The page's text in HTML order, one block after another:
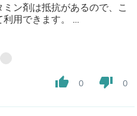
ン剤は抵抗があるので、こ
用できます。
橋本病になり、毎日苦しか
飲んでいますが黒にんにく
いただいた事に感謝でいっぱ
thumb_up 0 thumb_down 0